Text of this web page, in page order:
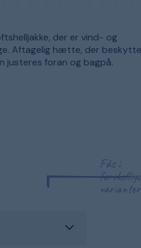
der er vind- og
Aftagelig hætte, der
justeres foran og bagpå.
Fås i
forskellige
varianter